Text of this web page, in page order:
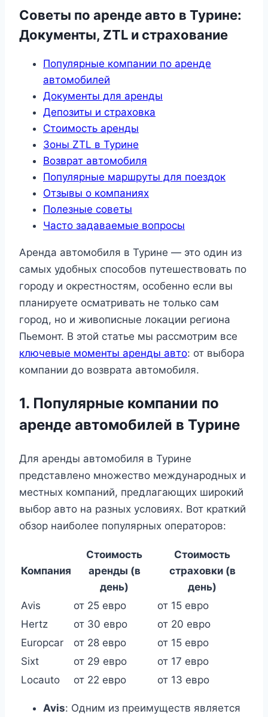
Советы по аренде авто в Турине:
Документы, ZTL и страхование
Популярные компании по аренде
автомобилей
Документы для аренды
Депозиты и страховка
Стоимость аренды
Зоны ZTL в Турине
Возврат автомобиля
Популярные маршруты для поездок
Отзывы о компаниях
Полезные советы
Часто задаваемые вопросы
Аренда автомобиля в Турине — это один из
самых удобных способов путешествовать по
городу и окрестностям, особенно если вы
планируете осматривать не только сам
город, но и живописные локации региона
Пьемонт. В этой статье мы рассмотрим все
ключевые моменты аренды авто: от выбора
компании до возврата автомобиля.
1. Популярные компании по
аренде автомобилей в Турине
Для аренды автомобиля в Турине
представлено множество международных и
местных компаний, предлагающих широкий
выбор авто на разных условиях. Вот краткий
обзор наиболее популярных операторов:
Компания
Стоимость
аренды (в
день)
Стоимость
страховки (в
день)
Avis
от 25 евро
от 15 евро
Hertz
от 30 евро
от 20 евро
Europcar
от 28 евро
от 15 евро
Sixt
от 29 евро
от 17 евро
Locauto
от 22 евро от 13 евро
Avis: Одним из преимуществ является